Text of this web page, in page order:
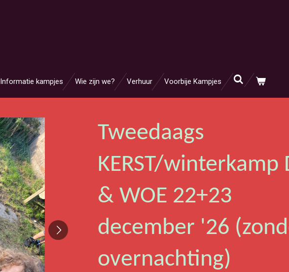
Informatie kampjes Wie zijn we? Verhuur Voorbije Kampjes
Tweedaags
KERST/winterkamp
& WOE 22+23
december '26
overnachting)